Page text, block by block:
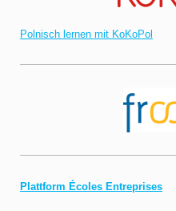
Polnisch lernen mit KoKoPol
Plattform Écoles Entreprises